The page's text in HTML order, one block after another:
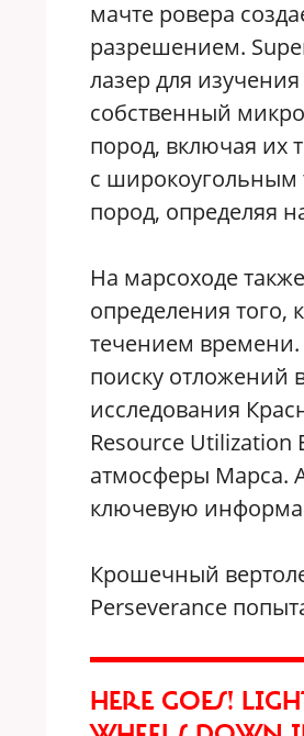
мачте ровера
разрешением.
лазер для
собственный
пород, включая их
с широкоугольным
пород, определяя
На марсоходе
определения того,
течением
поиску отложений
исследования
Resource Utilization
атмосферы Марса.
ключевую
Крошечный
Perseverance
HERE GOES!